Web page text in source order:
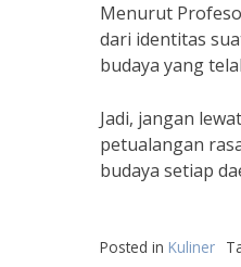
Menurut
dari identitas
budaya yang
Jadi, jangan
petualangan
budaya setiap
Posted in Kuliner